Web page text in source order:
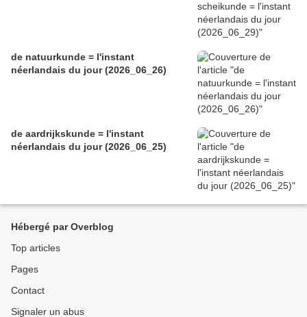
de natuurkunde = l'instant
néerlandais du jour (2026_06_26)
de aardrijkskunde = l'instant
néerlandais du jour (2026_06_25)
Hébergé par Overblog
Top articles
Pages
Contact
Signaler un abus